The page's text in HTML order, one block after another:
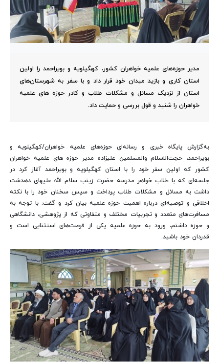
مدیر حوزه‌های علمیه خواهران کشور، کهگیلویه و بویراحمد را اولین
استان کاری و بازید میدان خود قرار داد و با سفر به شهرستان‌های
استان از نزدیک مسائل و مشکلات طلاب و کادر حوزه های علمیه
خواهران را شنید و قول بررسی و حمایت داد.
به‌گزارش پایگاه خبری و رسانه‌ای حوزه‌های علمیه خواهران/کهگیلویه و
بویراحمد، حجت‌الاسلام والمسلمین علیزاده مدیر حوزه های علمیه خواهران
کشور که اولین سفر خود را با استان کهگیلویه و بویراحمد آغاز کرد در
جلسه‌ای که با طلاب خواهر مدرسه حضرت زینب سلام الله علیهای دهدشت
داشت به مسائل و مشکلات طلاب پرداخت و سپس سخنان خود را با نکته
اخلاقی و توصیه‌ای درباره اهمیت حوزه علمیه بیان کرد و گفت: با توجه به
مسافرت‌های متعدد و تجربیات مختلف و متفاوتی که از پژوهشی، دانشگاهی
و حوزه داشتم، ورود به حوزه علمیه یکی از فرصت‌های استثنایی است و
قدردان خود باشید.